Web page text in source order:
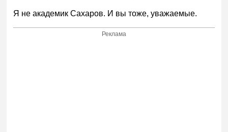
Я не академик Сахаров. И вы тоже, уважаемые.
Реклама